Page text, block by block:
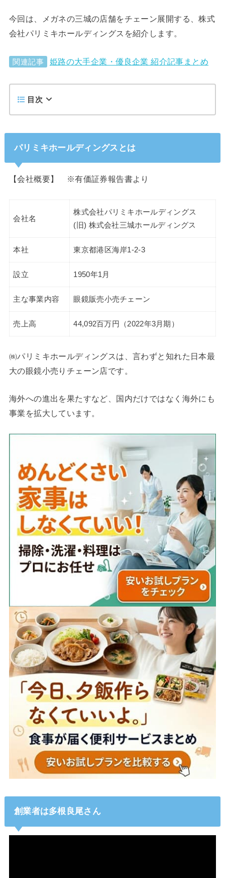
今回は、メガネの三城の店舗をチェーン展開する、株式
会社パリミキホールディングスを紹介します。
関連記事 姫路の大手企業・優良企業 紹介記事まとめ
目次
パリミキホールディングスとは
【会社概要】 ※有価証券報告書より
会社名
株式会社パリミキホールディングス
(旧) 株式会社三城ホールディングス
本社 東京都港区海岸1-2-3
設立 1950年1月
主な事業内容 眼鏡販売小売チェーン
売上高 44,092百万円（2022年3月期）
㈱パリミキホールディングスは、言わずと知れた日本最
大の眼鏡小売りチェーン店です。
海外への進出を果たすなど、国内だけではなく海外にも
事業を拡大しています。
創業者は多根良尾さん